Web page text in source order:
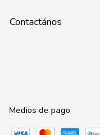
Contactános
Medios de pago